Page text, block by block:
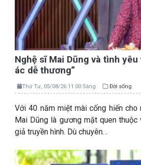
Nghệ sĩ Mai Dũng và tình yêu
ác dễ thương”
Thứ Tư, 05/08/26 11:00 Sáng Đời sống
Với 40 năm miệt mài cống hiến cho
Mai Dũng là gương mặt quen
giả truyền hình. Dù chuyên…